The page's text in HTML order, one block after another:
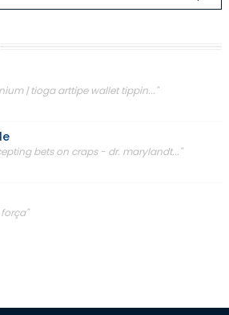
| tioga arttipe wallet tippin..."
bets on craps - dr. marylandt..."